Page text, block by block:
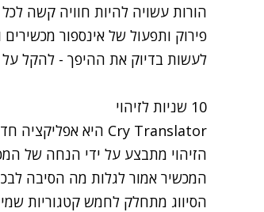
הורות עשויה להיות חוויה קשה
פירוק ותפעול של אינספור
לעשות בדיוק את ההיפך - להקל על
10 שניות לזיהוי
Cry Translator היא אפליקציה
המכשיר אמור לגלות מה הסיבה
הסיווג מתחלק לחמש קטגוריות